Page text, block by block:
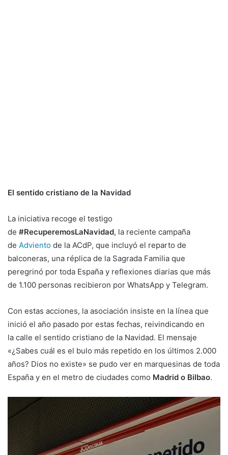
El sentido cristiano de la Navidad
La iniciativa recoge el testigo
de #RecuperemosLaNavidad, la reciente campaña
de Adviento de la ACdP, que incluyó el reparto de
balconeras, una réplica de la Sagrada Familia que
peregrinó por toda España y reflexiones diarias que más
de 1.100 personas recibieron por WhatsApp y Telegram.
Con estas acciones, la asociación insiste en la línea que
inició el año pasado por estas fechas, reivindicando en
la calle el sentido cristiano de la Navidad. El mensaje
«¿Sabes cuál es el bulo más repetido en los últimos 2.000
años? Dios no existe» se pudo ver en marquesinas de toda
España y en el metro de ciudades como Madrid o Bilbao.